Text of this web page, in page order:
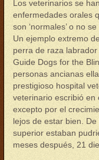
Los veterinarios se
enfermedades orales
son ‘normales’ o no
Un ejemplo extremo
perra de raza
Guide Dogs for the
personas ancianas
prestigioso hospital
veterinario escribió en
excepto por el
lejos de estar bien.
superior estaban
meses después, 21